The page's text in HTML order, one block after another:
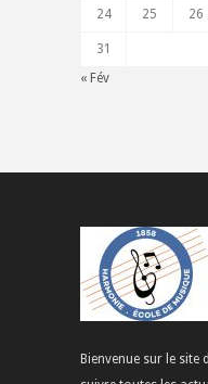
24 25 26
31
« Fév
Bienvenue sur le site